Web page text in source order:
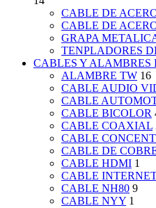
CABLE DE
CABLE DE
GRAPA
TENPLADORES
CABLES Y ALAMBRES
ALAMBRE TW 16
CABLE AUDIO
CABLE
CABLE BICOLOR
CABLE COAXIAL
CABLE
CABLE DE
CABLE HDMI 1
CABLE
CABLE NH80 9
CABLE NYY 1